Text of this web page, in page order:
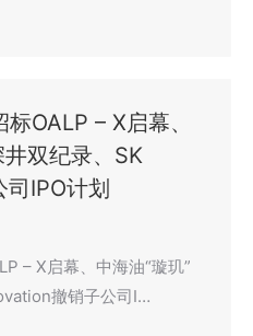
OALP – X启幕、
井双纪录、SK
IPO计划
– X启幕、中海油“璇玑”
撤销子公司I…